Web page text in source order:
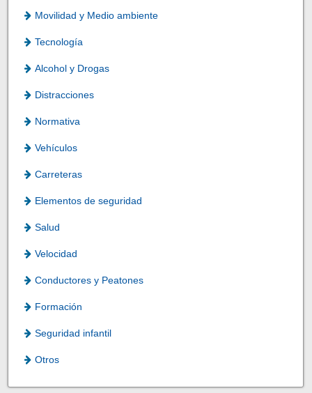
Movilidad y Medio ambiente
Tecnología
Alcohol y Drogas
Distracciones
Normativa
Vehículos
Carreteras
Elementos de seguridad
Salud
Velocidad
Conductores y Peatones
Formación
Seguridad infantil
Otros